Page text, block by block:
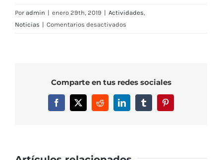
Por admin | enero 29th, 2019 | Actividades,
Noticias | Comentarios desactivados
cata
del
Comparte en tus redes sociales
Facebook
X RedditLinkedInTumblrPinterest